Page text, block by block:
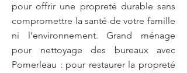
pour offrir une propreté durable sans
compromettre la santé de votre famille
ni l’environnement. Grand ménage
pour nettoyage des bureaux avec
Pomerleau : pour restaurer la propreté